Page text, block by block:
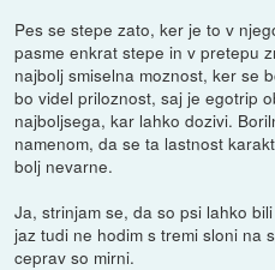
Pes se stepe zato, ker je to v
pasme enkrat stepe in v pretepu
najbolj smiselna moznost, ker se
bo videl priloznost, saj je egotrip
najboljsega, kar lahko dozivi.
namenom, da se ta lastnost
bolj nevarne.
Ja, strinjam se, da so psi lahko
jaz tudi ne hodim s tremi sloni na
ceprav so mirni.